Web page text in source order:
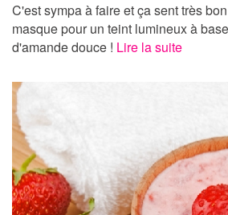
C'est sympa à faire et ça sent très
masque pour un teint lumineux à
d'amande douce ! Lire la suite